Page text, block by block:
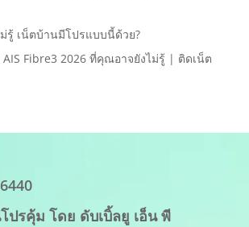
รู้ เน็ตบ้านมีโปรแบบนี้ด้วย?
Fibre3 2026 ที่คุณอาจยังไม่รู้ | ติดเน็ต
ปรคุ้ม โดย ดับเบิ้ลยู เอ็น พี